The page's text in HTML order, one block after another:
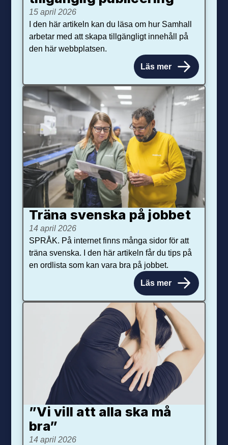
15 april 2026
I den här artikeln kan du läsa om hur Samhall
arbetar med att skapa tillgängligt innehåll på
den här webbplatsen.
Läs mer
Träna svenska på jobbet
14 april 2026
SPRÅK. På internet finns många sidor för att
träna svenska. I den här artikeln får du tips på
en ordlista som kan vara bra på jobbet.
Läs mer
”Vi vill att alla ska må
bra”
14 april 2026